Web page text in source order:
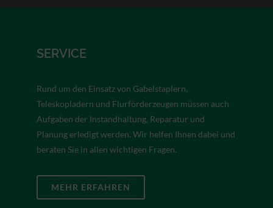
SERVICE
Rund um den Einsatz von Gabelstaplern,
Teleskopladern und Flurförderzeugen müssen auch
Aufgaben der Instandhaltung, Reparatur und
Planung erledigt werden. Wir helfen Ihnen dabei und
beraten Sie in allen wichtigen Fragen.
MEHR ERFAHREN